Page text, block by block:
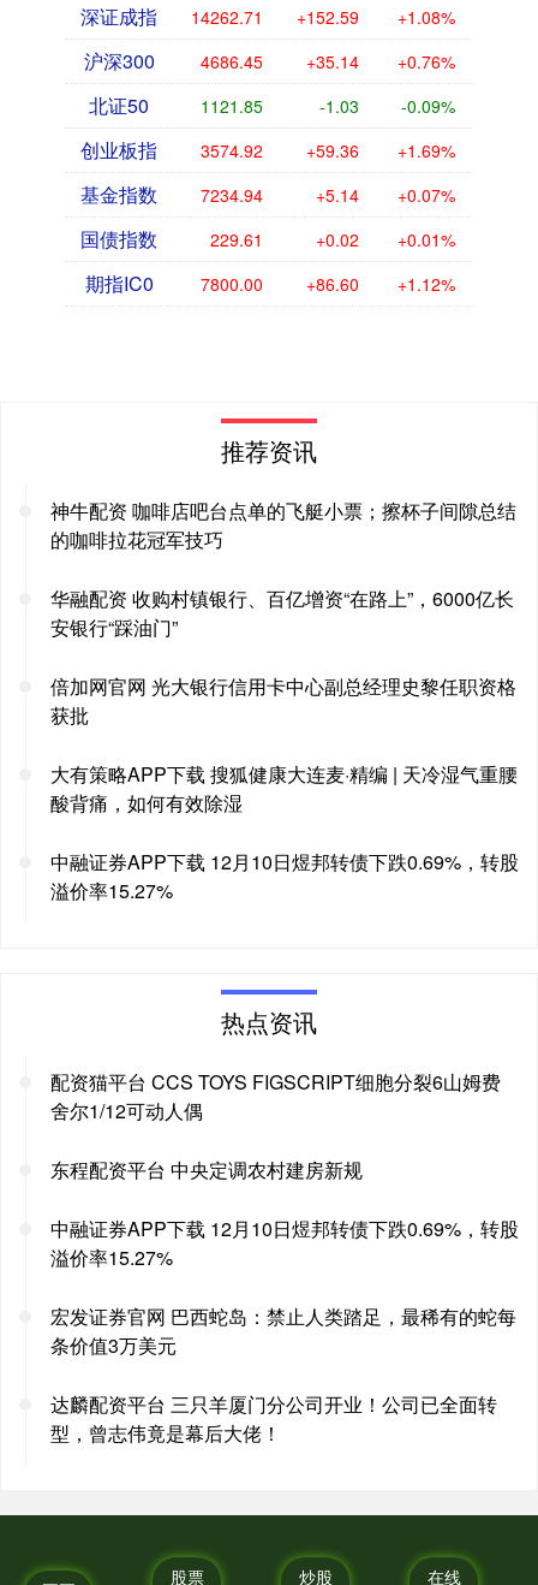
深证成指 14262.71 +152.59 +1.08%
沪深300 4686.45 +35.14 +0.76%
北证50 1121.85 -1.03 -0.09%
创业板指 3574.92 +59.36 +1.69%
基金指数 7234.94 +5.14 +0.07%
国债指数 229.61 +0.02 +0.01%
期指IC0 7800.00 +86.60 +1.12%
推荐资讯
神牛配资 咖啡店吧台点单的飞艇小票；擦杯子间隙总结
的咖啡拉花冠军技巧
华融配资 收购村镇银行、百亿增资“在路上”，6000亿长
安银行“踩油门”
倍加网官网 光大银行信用卡中心副总经理史黎任职资格
获批
大有策略APP下载 搜狐健康大连麦·精编 | 天冷湿气重腰
酸背痛，如何有效除湿
中融证券APP下载 12月10日煜邦转债下跌0.69%，转股
溢价率15.27%
热点资讯
配资猫平台 CCS TOYS FIGSCRIPT细胞分裂6山姆费
舍尔1/12可动人偶
东程配资平台 中央定调农村建房新规
中融证券APP下载 12月10日煜邦转债下跌0.69%，转股
溢价率15.27%
宏发证券官网 巴西蛇岛：禁止人类踏足，最稀有的蛇每
条价值3万美元
达麟配资平台 三只羊厦门分公司开业！公司已全面转
型，曾志伟竟是幕后大佬！
股票 炒股 在线